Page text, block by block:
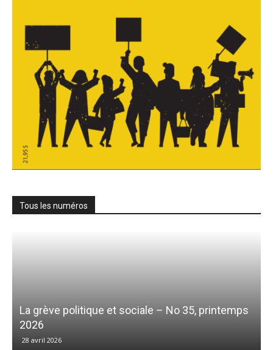
Tous les numéros
La grève politique et sociale – No 35, printemps
2026
28 avril 2026